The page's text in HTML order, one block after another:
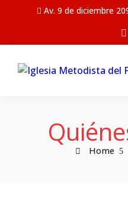
Av. 9 de diciembre
Home